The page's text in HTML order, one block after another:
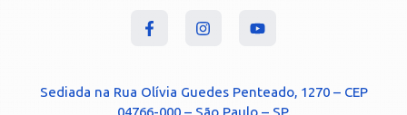
Sediada na Rua Olívia Guedes Penteado, 1270 – CEP